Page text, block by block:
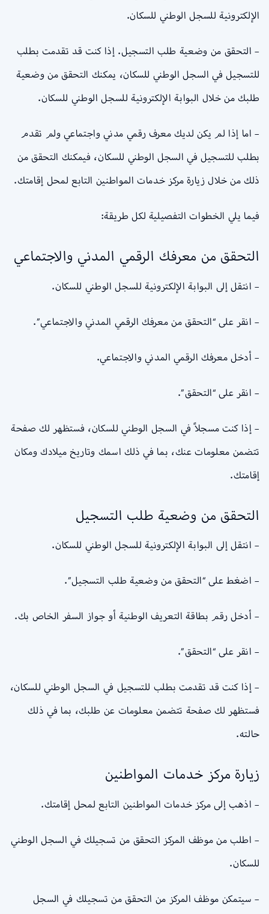
الإلكترونية للسجل الوطني للسكان.
– التحقق من وضعية طلب التسجيل. إذا كنت قد تقدمت بطلب
للتسجيل في السجل الوطني للسكان، يمكنك التحقق من وضعية
طلبك من خلال البوابة الإلكترونية للسجل الوطني للسكان.
– اما إذا لم يكن لديك معرف رقمي مدني واجتماعي ولم تقدم
بطلب للتسجيل في السجل الوطني للسكان، فيمكنك التحقق من
ذلك من خلال زيارة مركز خدمات المواطنين التابع لمحل إقامتك.
فيما يلي الخطوات التفصيلية لكل طريقة:
التحقق من معرفك الرقمي المدني والاجتماعي
– انتقل إلى البوابة الإلكترونية للسجل الوطني للسكان.
– انقر على “التحقق من معرفك الرقمي المدني والاجتماعي”.
– أدخل معرفك الرقمي المدني والاجتماعي.
– انقر على “التحقق”.
– إذا كنت مسجلاً في السجل الوطني للسكان، فستظهر لك صفحة
تتضمن معلومات عنك، بما في ذلك اسمك وتاريخ ميلادك ومكان
إقامتك.
التحقق من وضعية طلب التسجيل
– انتقل إلى البوابة الإلكترونية للسجل الوطني للسكان.
– اضغط على “التحقق من وضعية طلب التسجيل”.
– أدخل رقم بطاقة التعريف الوطنية أو جواز السفر الخاص بك.
– انقر على “التحقق”.
– إذا كنت قد تقدمت بطلب للتسجيل في السجل الوطني للسكان،
فستظهر لك صفحة تتضمن معلومات عن طلبك، بما في ذلك
حالته.
زيارة مركز خدمات المواطنين
– اذهب إلى مركز خدمات المواطنين التابع لمحل إقامتك.
– اطلب من موظف المركز التحقق من تسجيلك في السجل الوطني
للسكان.
– سيتمكن موظف المركز من التحقق من تسجيلك في السجل